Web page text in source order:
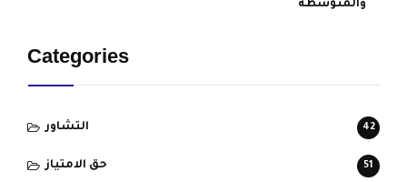
Categories
التشاور 42
حق الامتياز 51